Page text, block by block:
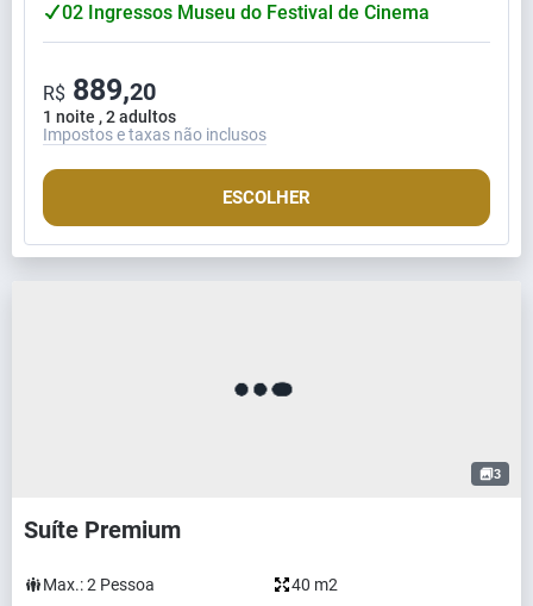
02 Ingressos Museu do Festival de Cinema
1 noite , 2 adultos
R$ 889,20
Impostos e taxas não inclusos
ESCOLHER
3
Suíte Premium
Max.:2 Pessoa
40 m2